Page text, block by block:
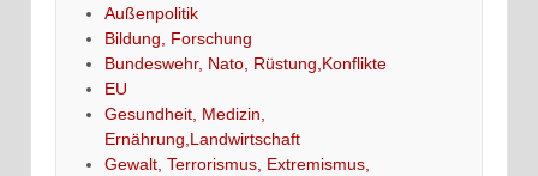
Außenpolitik
Bildung, Forschung
Bundeswehr, Nato, Rüstung,Konflikte
EU
Gesundheit, Medizin,
Ernährung,Landwirtschaft
Gewalt, Terrorismus, Extremismus,